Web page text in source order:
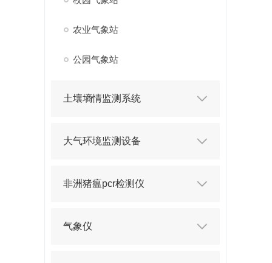
农业气象站
公园气象站
土壤墒情监测系统
大气环境监测设备
非洲猪瘟pcr检测仪
气象仪